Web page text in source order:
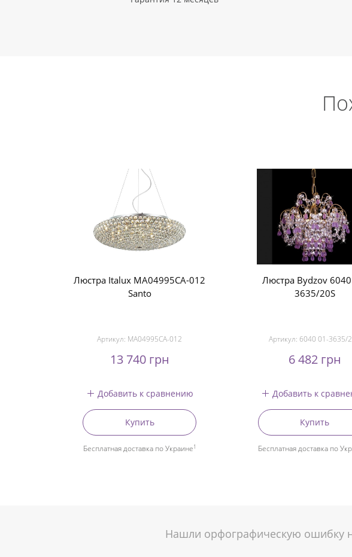
Люстра Italux MA04995CA-012
Santo
Артикул: MA04995CA-012
13 740 грн
Добавить к сравнению
Купить
Бесплатная доставка по Украине1
Люстра Bydzov
3635/20S
Артикул: 6040 01-3635/
6 482 грн
Добавить к
Купить
Бесплатная доставка по
Нашли орфографическую ошибку